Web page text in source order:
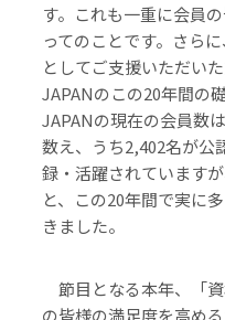
す。これも一重に会員
ってのことです。さら
としてご支援いただい
JAPANのこの20年間の
JAPANの現在の会員数
数え、うち2,402名が公
録・活躍されています
と、この20年間で実に
きました。
節目となる本年、「
の皆様の満足度を高め